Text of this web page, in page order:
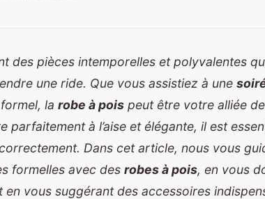
des pièces intemporelles et polyvalentes
une ride. Que vous assistiez à une
la robe à pois peut être votre alliée
parfaitement à l’aise et élégante, il est
Dans cet article, nous vous
formelles avec des robes à pois, en vous
vous suggérant des accessoires